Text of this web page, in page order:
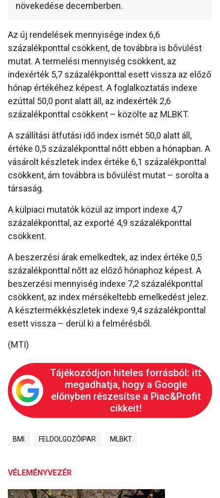
növekedése decemberben.
Az új rendelések mennyisége index 6,6
százalékponttal csökkent, de továbbra is bővülést
mutat. A termelési mennyiség csökkent, az
indexérték 5,7 százalékponttal esett vissza az előző
hónap értékéhez képest. A foglalkoztatás indexe
ezúttal 50,0 pont alatt áll, az indexérték 2,6
százalékponttal csökkent – közölte az MLBKT.
A szállítási átfutási idő index ismét 50,0 alatt áll,
értéke 0,5 százalékponttal nőtt ebben a hónapban. A
vásárolt készletek index értéke 6,1 százalékponttal
csökkent, ám továbbra is bővülést mutat – sorolta a
társaság.
A külpiaci mutatók közül az import indexe 4,7
százalékponttal, az exporté 4,9 százalékponttal
csökkent.
A beszerzési árak emelkedtek, az index értéke 0,5
százalékponttal nőtt az előző hónaphoz képest. A
beszerzési mennyiség indexe 7,2 százalékponttal
csökkent, az index mérsékeltebb emelkedést jelez.
A késztermékkészletek indexe 9,4 százalékponttal
esett vissza – derül ki a felmérésből.
(MTI)
Tájékozódjon hiteles forrásból: itt
megadhatja, hogy a Google
előnyben részesítse a Piac&Profit
cikkeit!
BMI FELDOLGOZÓIPAR MLBKT
VÉLEMÉNYVEZÉR